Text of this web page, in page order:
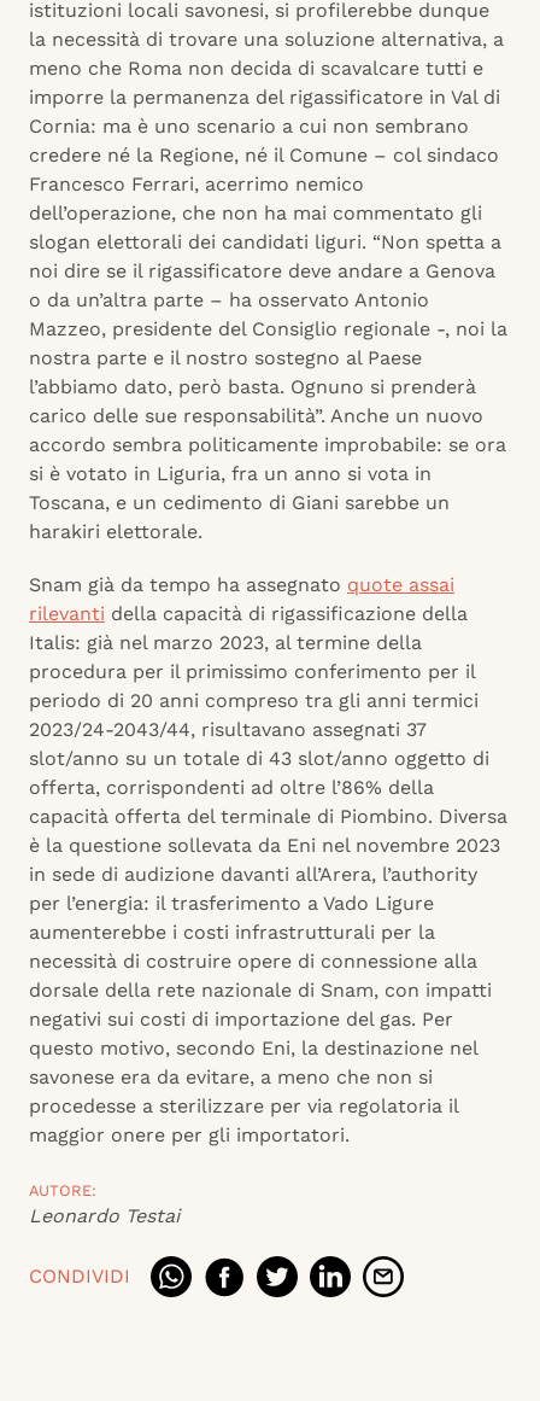
istituzioni locali savonesi, si profilerebbe dunque
la necessità di trovare una soluzione alternativa, a
meno che Roma non decida di scavalcare tutti e
imporre la permanenza del rigassificatore in Val di
Cornia: ma è uno scenario a cui non sembrano
credere né la Regione, né il Comune – col sindaco
Francesco Ferrari, acerrimo nemico
dell’operazione, che non ha mai commentato gli
slogan elettorali dei candidati liguri. “Non spetta a
noi dire se il rigassificatore deve andare a Genova
o da un’altra parte – ha osservato Antonio
Mazzeo, presidente del Consiglio regionale -, noi la
nostra parte e il nostro sostegno al Paese
l’abbiamo dato, però basta. Ognuno si prenderà
carico delle sue responsabilità”. Anche un nuovo
accordo sembra politicamente improbabile: se ora
si è votato in Liguria, fra un anno si vota in
Toscana, e un cedimento di Giani sarebbe un
harakiri elettorale.
Snam già da tempo ha assegnato quote assai
rilevanti della capacità di rigassificazione della
Italis: già nel marzo 2023, al termine della
procedura per il primissimo conferimento per il
periodo di 20 anni compreso tra gli anni termici
2023/24-2043/44, risultavano assegnati 37
slot/anno su un totale di 43 slot/anno oggetto di
offerta, corrispondenti ad oltre l’86% della
capacità offerta del terminale di Piombino. Diversa
è la questione sollevata da Eni nel novembre 2023
in sede di audizione davanti all’Arera, l’authority
per l’energia: il trasferimento a Vado Ligure
aumenterebbe i costi infrastrutturali per la
necessità di costruire opere di connessione alla
dorsale della rete nazionale di Snam, con impatti
negativi sui costi di importazione del gas. Per
questo motivo, secondo Eni, la destinazione nel
savonese era da evitare, a meno che non si
procedesse a sterilizzare per via regolatoria il
maggior onere per gli importatori.
AUTORE:
Leonardo Testai
CONDIVIDI